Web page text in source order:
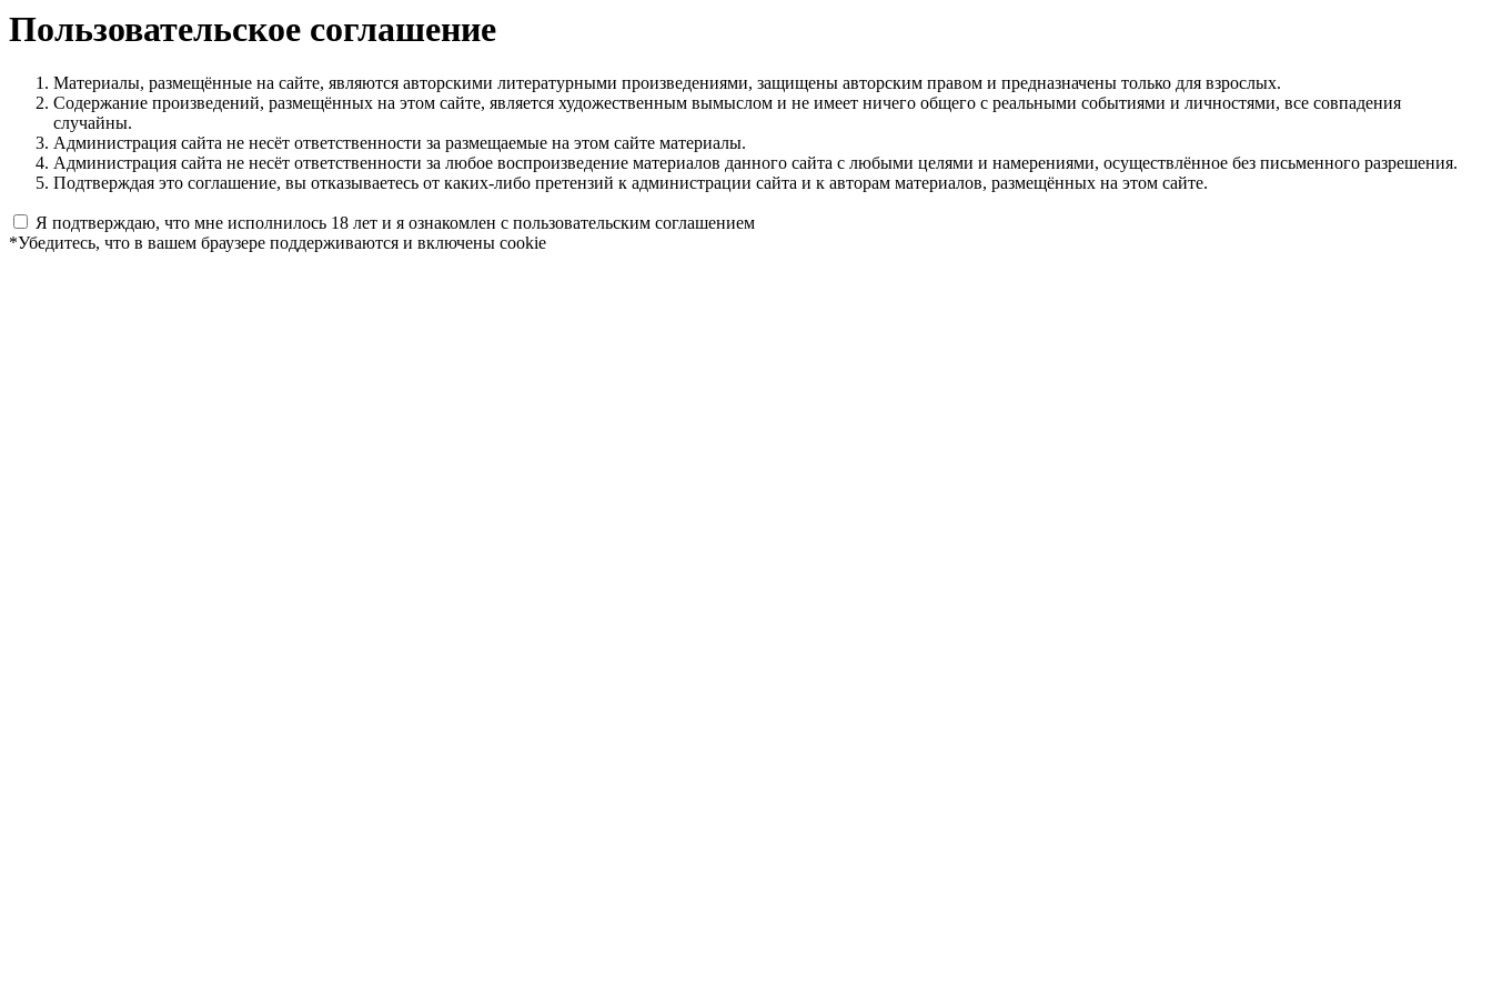
Пользовательское соглашение
Материалы, размещённые на сайте, являются авторскими литературными произведениями, защищены авторским правом и предназначены только для взрослых.
Содержание произведений, размещённых на этом сайте, является художественным вымыслом и не имеет ничего общего с реальными событиями и личностями, все совпадения
случайны.
Администрация сайта не несёт ответственности за размещаемые на этом сайте материалы.
Администрация сайта не несёт ответственности за любое воспроизведение материалов данного сайта с любыми целями и намерениями, осуществлённое без письменного разрешения.
Подтверждая это соглашение, вы отказываетесь от каких-либо претензий к администрации сайта и к авторам материалов, размещённых на этом сайте.
Я подтверждаю, что мне исполнилось 18 лет и я ознакомлен с пользовательским соглашением
*Убедитесь, что в вашем браузере поддерживаются и включены cookie